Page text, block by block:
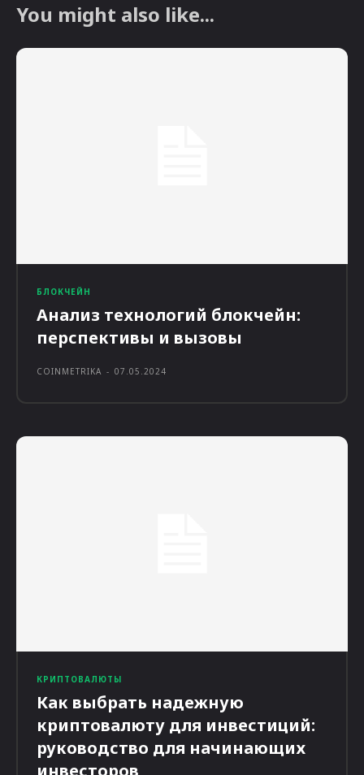
You might also like...
БЛОКЧЕЙН
Анализ технологий блокчейн:
перспективы и вызовы
COINMETRIKA - 07.05.2024
КРИПТОВАЛЮТЫ
Как выбрать надежную
криптовалюту для инвестиций:
руководство для начинающих
инвесторов